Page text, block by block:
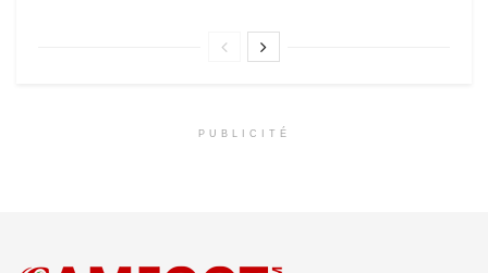
PUBLICITÉ